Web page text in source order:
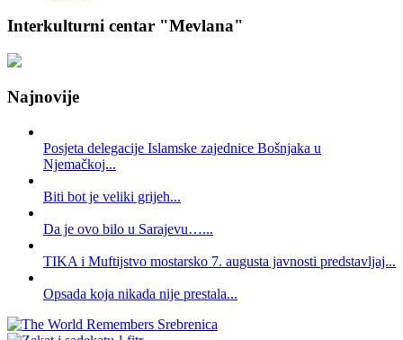
Interkulturni centar "Mevlana"
Najnovije
Posjeta delegacije Islamske zajednice Bošnjaka u
Njemačkoj...
Biti bot je veliki grijeh...
Da je ovo bilo u Sarajevu…...
TIKA i Muftijstvo mostarsko 7. augusta javnosti predstavljaj...
Opsada koja nikada nije prestala...